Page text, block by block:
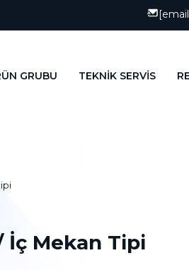
GRUBU TEKNİK SERVİS
İç Mekan Tipi